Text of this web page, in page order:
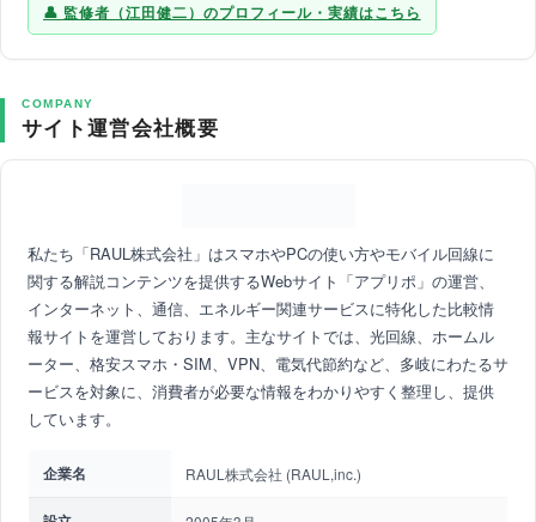
監修者（江田健二）のプロフィール・実績はこちら
COMPANY
サイト運営会社概要
私たち「RAUL株式会社」はスマホやPCの使い方やモバイル回線に
関する解説コンテンツを提供するWebサイト「アプリポ」の運営、
インターネット、通信、エネルギー関連サービスに特化した比較情
報サイトを運営しております。主なサイトでは、光回線、ホームル
ーター、格安スマホ・SIM、VPN、電気代節約など、多岐にわたるサ
ービスを対象に、消費者が必要な情報をわかりやすく整理し、提供
しています。
企業名 RAUL株式会社 (RAUL,inc.)